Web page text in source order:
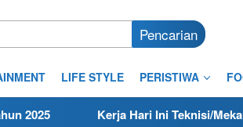
Pencarian
LIFE STYLE PERISTIWA
Hari Ini Teknisi/Mekanik DAMRI Lulusan